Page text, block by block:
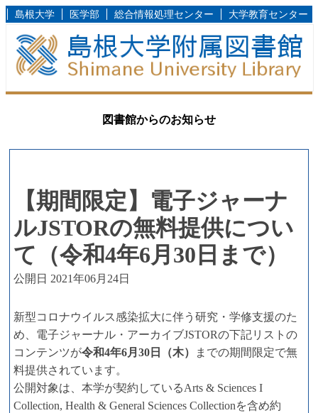
島根大学 医学部 総合情報処理センター 大学教育センター
図書館からのお知らせ
【期間限定】電子ジャーナ
ルJSTORの無料提供につい
て（令和4年6月30日まで）
公開日 2021年06月24日
新型コロナウイルス感染拡大に伴う研究・学修支援のた
め、電子ジャーナル・アーカイブJSTORの下記リストの
コンテンツが令和4年6月30日（木）
までの期間限定で無
料提供されています。
公開対象は、本学が契約しているArts & Sciences I
Collection, Health & General Sciences Collectionを含め約